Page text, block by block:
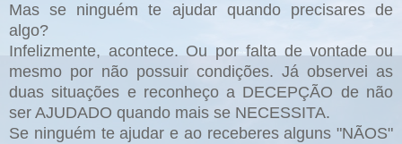
Mas se ninguém te ajudar quando precisares de
algo?
Infelizmente, acontece. Ou por falta de vontade ou
mesmo por não possuir condições. Já observei as
duas situações e reconheço a DECEPÇÃO de não
ser AJUDADO quando mais se NECESSITA.
Se ninguém te ajudar e ao receberes alguns "NÃOS"